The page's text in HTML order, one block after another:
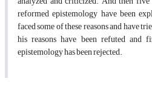
reformed epistemology have been
faced some of these reasons and have
his reasons have been refuted
epistemology has been rejected.